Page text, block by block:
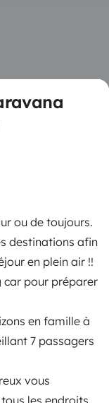
ou de toujours.
destinations afin
en plein air !!
car pour préparer
en famille à
7 passagers
vous
les endroits